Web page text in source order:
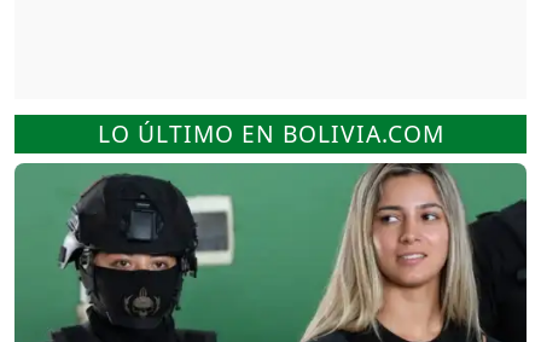
LO ÚLTIMO EN BOLIVIA.COM